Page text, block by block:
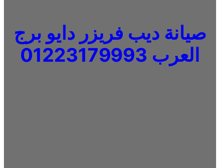
صيانة ديب فريزر دايو برج
العرب 01223179993